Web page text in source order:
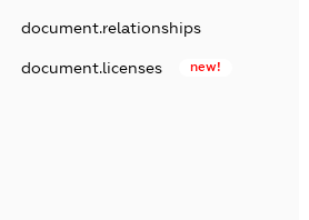
document.relationships
document.licenses new!